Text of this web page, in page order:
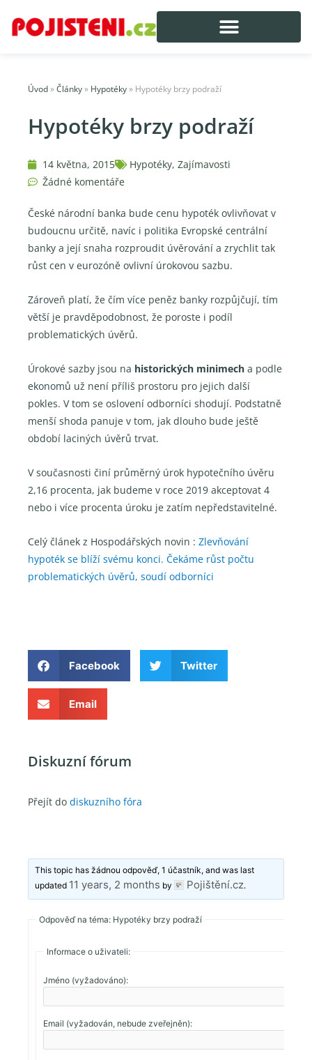
Úvod » Články » Hypotéky » Hypotéky brzy podraží
Hypotéky brzy podraží
14 května, 2015 Hypotéky, Zajímavosti
Žádné komentáře
České národní banka bude cenu hypoték ovlivňovat v
budoucnu určitě, navíc i politika Evropské centrální
banky a její snaha rozproudit úvěrování a zrychlit tak
růst cen v eurozóně ovlivní úrokovou sazbu.
Zároveň platí, že čím více peněz banky rozpůjčují, tím
větší je pravděpodobnost, že poroste i podíl
problematických úvěrů.
Úrokové sazby jsou na historických minimech a podle
ekonomů už není příliš prostoru pro jejich další
pokles. V tom se oslovení odborníci shodují. Podstatně
menší shoda panuje v tom, jak dlouho bude ještě
období laciných úvěrů trvat.
V současnosti činí průměrný úrok hypotečního úvěru
2,16 procenta, jak budeme v roce 2019 akceptovat 4
nebo i více procenta úroku je zatím nepředstavitelné.
Celý článek z Hospodářských novin : Zlevňování
hypoték se blíží svému konci. Čekáme růst počtu
problematických úvěrů, soudí odborníci
Facebook Twitter
Email
Diskuzní fórum
Přejít do diskuzního fóra
This topic has žádnou odpověď, 1 účastník, and was last
updated 11 years, 2 months by Pojištění.cz.
Odpověď na téma: Hypotéky brzy podraží
Informace o uživateli:
Jméno (vyžadováno):
Email (vyžadován, nebude zveřejněn):